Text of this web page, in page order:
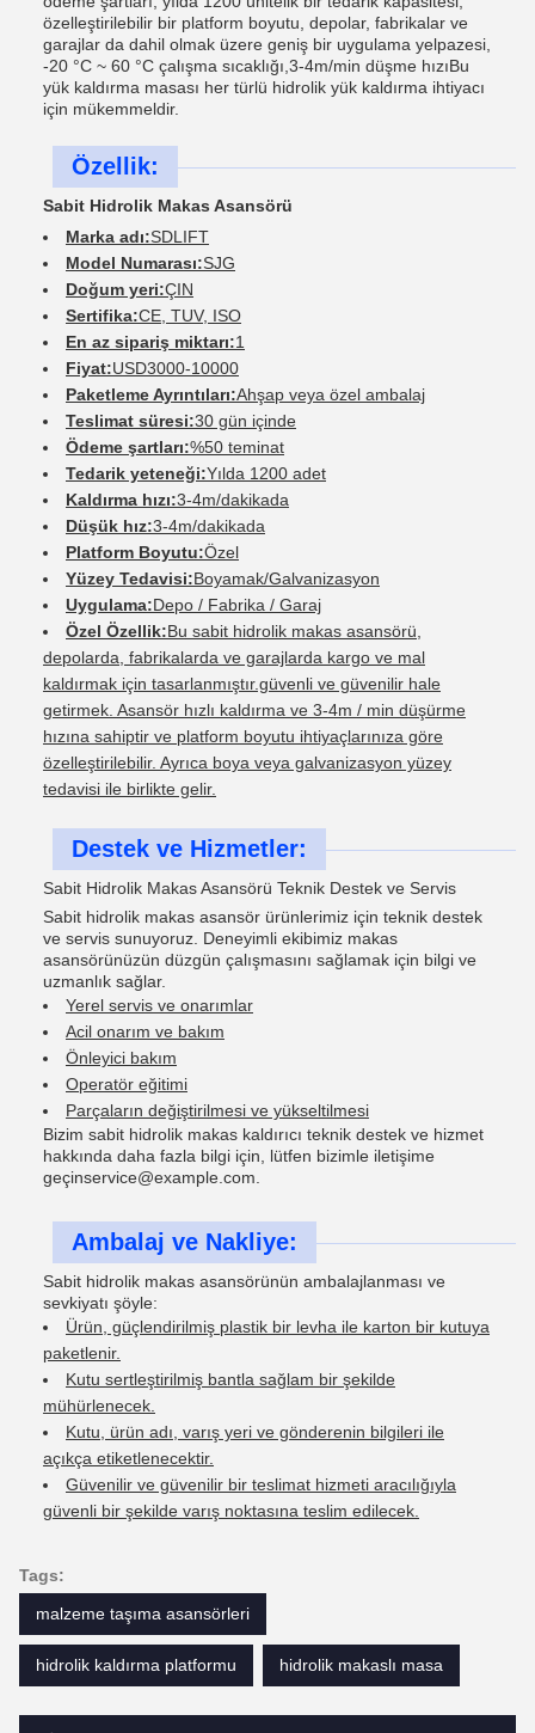
özelleştirilebilir bir platform boyutu, depolar, fabrikalar ve
garajlar da dahil olmak üzere geniş bir uygulama yelpazesi,
-20 °C ~ 60 °C çalışma sıcaklığı,3-4m/min düşme hızıBu
yük kaldırma masası her türlü hidrolik yük kaldırma ihtiyacı
için mükemmeldir.
Özellik:
Sabit Hidrolik Makas Asansörü
Marka adı:SDLIFT
Model Numarası:SJG
Doğum yeri:ÇIN
Sertifika:CE, TUV, ISO
En az sipariş miktarı:1
Fiyat:USD3000-10000
Paketleme Ayrıntıları:Ahşap veya özel ambalaj
Teslimat süresi:30 gün içinde
Ödeme şartları:%50 teminat
Tedarik yeteneği:Yılda 1200 adet
Kaldırma hızı:3-4m/dakikada
Düşük hız:3-4m/dakikada
Platform Boyutu:Özel
Yüzey Tedavisi:Boyamak/Galvanizasyon
Uygulama:Depo / Fabrika / Garaj
Özel Özellik:Bu sabit hidrolik makas asansörü,
depolarda, fabrikalarda ve garajlarda kargo ve mal
kaldırmak için tasarlanmıştır.güvenli ve güvenilir hale
getirmek. Asansör hızlı kaldırma ve 3-4m / min düşürme
hızına sahiptir ve platform boyutu ihtiyaçlarınıza göre
özelleştirilebilir. Ayrıca boya veya galvanizasyon yüzey
tedavisi ile birlikte gelir.
Destek ve Hizmetler:
Sabit Hidrolik Makas Asansörü Teknik Destek ve Servis
Sabit hidrolik makas asansör ürünlerimiz için teknik destek
ve servis sunuyoruz. Deneyimli ekibimiz makas
asansörünüzün düzgün çalışmasını sağlamak için bilgi ve
uzmanlık sağlar.
Yerel servis ve onarımlar
Acil onarım ve bakım
Önleyici bakım
Operatör eğitimi
Parçaların değiştirilmesi ve yükseltilmesi
Bizim sabit hidrolik makas kaldırıcı teknik destek ve hizmet
hakkında daha fazla bilgi için, lütfen bizimle iletişime
geçinservice@example.com
Ambalaj ve Nakliye:
Sabit hidrolik makas asansörünün ambalajlanması ve
sevkiyatı şöyle:
Ürün, güçlendirilmiş plastik bir levha ile karton bir kutuya
paketlenir.
Kutu sertleştirilmiş bantla sağlam bir şekilde
mühürlenecek.
Kutu, ürün adı, varış yeri ve gönderenin bilgileri ile
açıkça etiketlenecektir.
Güvenilir ve güvenilir bir teslimat hizmeti aracılığıyla
güvenli bir şekilde varış noktasına teslim edilecek.
Tags:
malzeme taşıma asansörleri
hidrolik kaldırma platformu hidrolik makaslı masa